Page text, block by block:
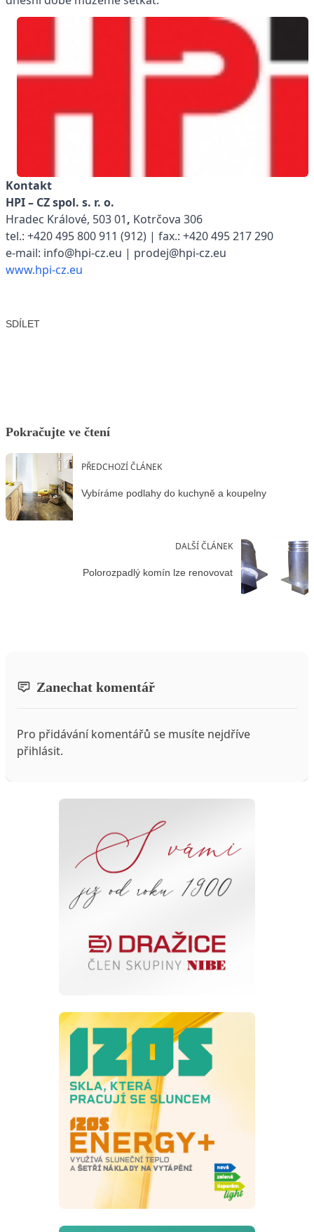
Kontakt
HPI – CZ spol. s. r. o.
Hradec Králové, 503 01, Kotrčova 306
tel.: +420 495 800 911 (912) | fax.: +420 495 217 290
e-mail: info@hpi-cz.eu | prodej@hpi-cz.eu
www.hpi-cz.eu
SDÍLET
Pokračujte ve čtení
PŘEDCHOZÍ ČLÁNEK
Vybíráme podlahy do kuchyně a koupelny
DALŠÍ ČLÁNEK
Polorozpadlý komín lze renovovat
Zanechat komentář
Pro přidávání komentářů se musíte nejdříve
přihlásit.